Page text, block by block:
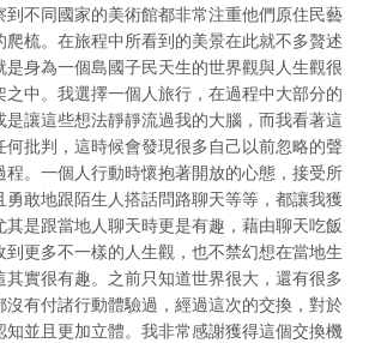
到不同國家的美術館都非常注重他們原住民藝
梳。在旅程中所看到的美景在此就不多贅述
是身為一個島國子民天生的世界觀與人生觀很
中。我選擇一個人旅行，在過程中大部分的
讓這些想法靜靜流過我的大腦，而我看著這
批判，這時候會發現很多自己以前忽略的聲
。一個人行動時懷抱著開放的心態，接受所
敢地跟陌生人搭話問路聊天等等，都讓我獲
是跟當地人聊天時更是有趣，藉由聊天吃飯
更多不一樣的人生觀，也不禁幻想在當地生
實很有趣。之前只知道世界很大，還有很多
有付諸行動體驗過，經過這次的交換，對於
並且更加立體。我非常感謝獲得這個交換機